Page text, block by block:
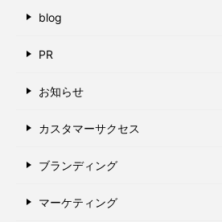
blog
PR
お知らせ
カスタマーサクセス
ブランディング
マーケティング